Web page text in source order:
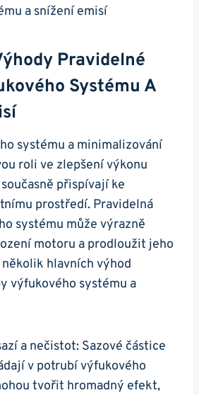
Pravidelné⁣
Systému‌ A
systému a⁣ minimalizování
roli ve zlepšení výkonu‌
přispívají ke
prostředí.‌ Pravidelná
systému může výrazně
motoru a prodloužit jeho⁤
hlavních výhod‍
výfukového​ systému a
a nečistot: Sazové částice
v potrubí výfukového
tvořit hromadný efekt,⁢